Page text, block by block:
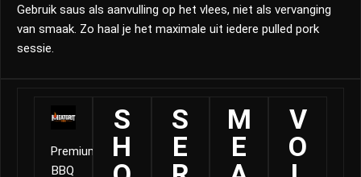
Gebruik saus als aanvulling op het vlees, niet als vervanging
van smaak. Zo haal je het maximale uit iedere pulled pork
sessie.
Premium
BBQ
S
H
S
E
M
E
V
O